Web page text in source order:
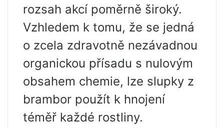
rozsah akcí poměrně široký.
Vzhledem k tomu, že se jedná
o zcela zdravotně nezávadnou
organickou přísadu s nulovým
obsahem chemie, lze slupky z
brambor použít k hnojení
téměř každé rostliny.